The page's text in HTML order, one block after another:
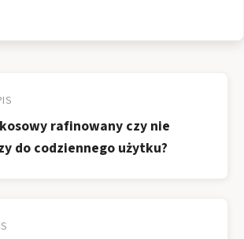
rafinowany czy nie
do codziennego użytku?